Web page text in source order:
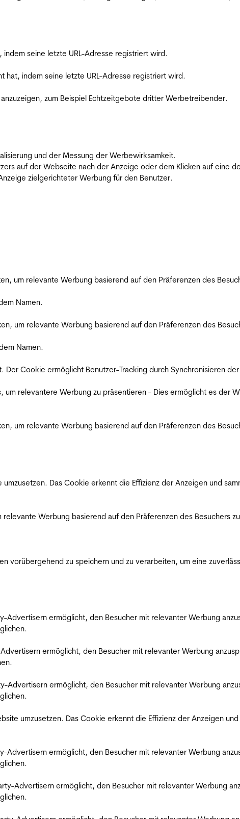
seine letzte URL-Adresse registriert wird.
hat, indem seine letzte URL-Adresse registriert wird.
zum Beispiel Echtzeitgebote dritter Werbetreibender.
und der Messung der Werbewirksamkeit.
auf der Webseite nach der Anzeige oder dem Klicken auf eine
zielgerichteter Werbung für den Benutzer.
um relevante Werbung basierend auf den Präferenzen des
Namen.
um relevante Werbung basierend auf den Präferenzen des
Namen.
Cookie ermöglicht Benutzer-Tracking durch Synchronisieren
um relevantere Werbung zu präsentieren - Dies ermöglicht es der
um relevante Werbung basierend auf den Präferenzen des
Das Cookie erkennt die Effizienz der Anzeigen und
Werbung basierend auf den Präferenzen des Besuchers
vorübergehend zu speichern und zu verarbeiten, um eine
Advertisern ermöglicht, den Besucher mit relevanter Werbung
ermöglicht, den Besucher mit relevanter Werbung
Advertisern ermöglicht, den Besucher mit relevanter Werbung
umzusetzen. Das Cookie erkennt die Effizienz der Anzeigen
Advertisern ermöglicht, den Besucher mit relevanter Werbung
Advertisern ermöglicht, den Besucher mit relevanter Werbung